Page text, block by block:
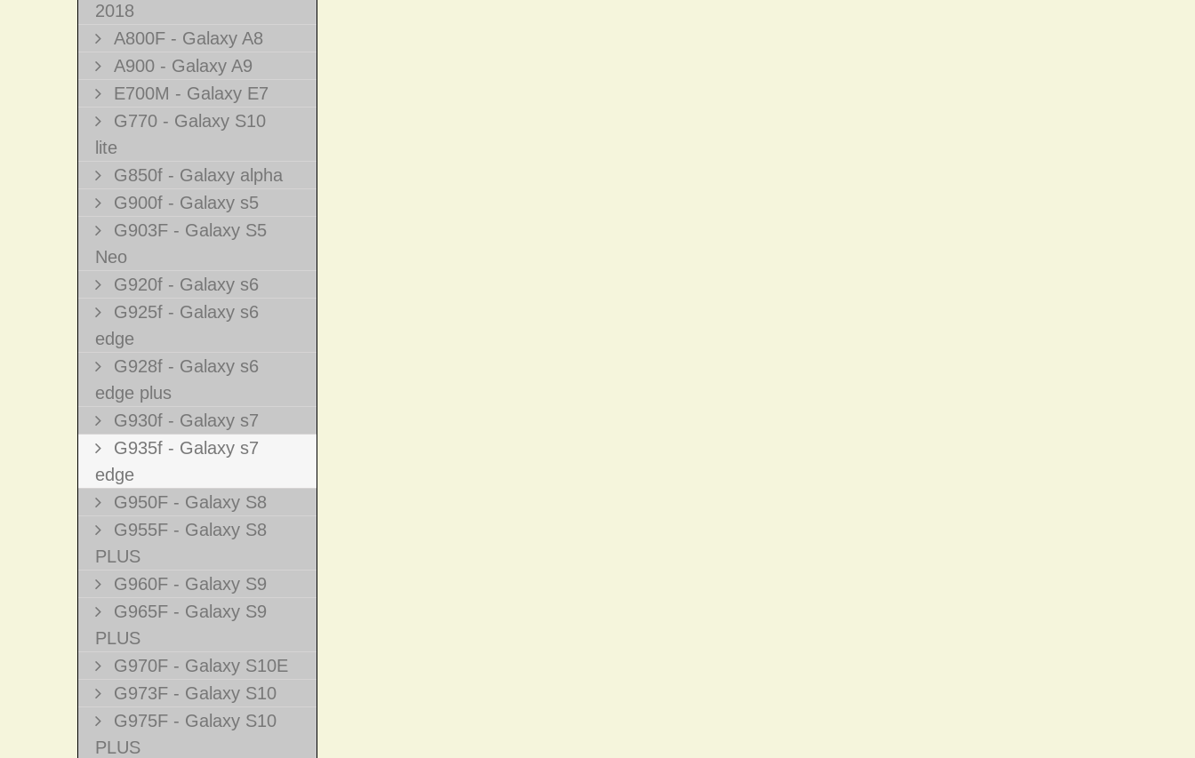
2018
A800F - Galaxy A8
A900 - Galaxy A9
E700M - Galaxy E7
G770 - Galaxy S10
lite
G850f - Galaxy alpha
G900f - Galaxy s5
G903F - Galaxy S5
Neo
G920f - Galaxy s6
G925f - Galaxy s6
edge
G928f - Galaxy s6
edge plus
G930f - Galaxy s7
G935f - Galaxy s7
edge
G950F - Galaxy S8
G955F - Galaxy S8
PLUS
G960F - Galaxy S9
G965F - Galaxy S9
PLUS
G970F - Galaxy S10E
G973F - Galaxy S10
G975F - Galaxy S10
PLUS